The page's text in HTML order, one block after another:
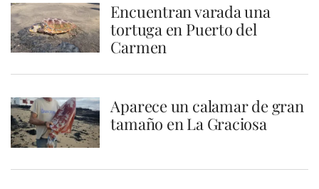
Encuentran varada una
tortuga en Puerto del
Carmen
Aparece un calamar de gran
tamaño en La Graciosa